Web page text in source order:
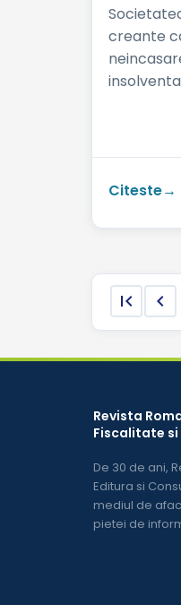
creante
Citeste
 
Revista
Fiscalitate
De 30 de ani,
Editura si
mediul de
pietei de